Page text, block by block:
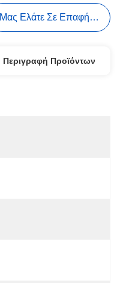
Μας Ελάτε Σε Επαφή Με
Περιγραφή Προϊόντων